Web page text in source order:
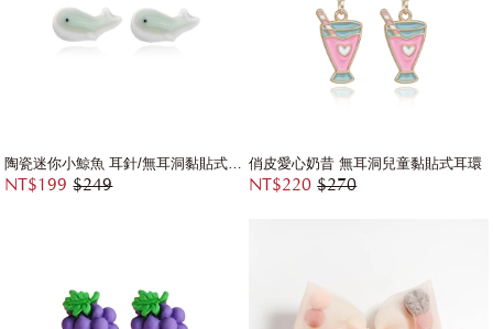
NT$199 $249
俏皮愛心奶昔 無耳洞兒童黏貼式耳環
NT$220 $270